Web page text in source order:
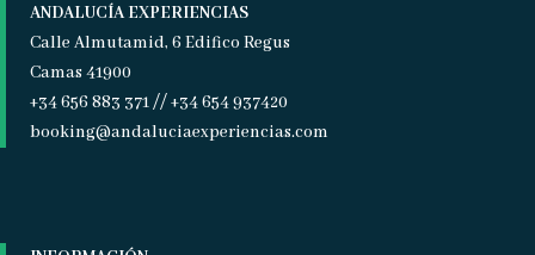
ANDALUCÍA EXPERIENCIAS
Calle Almutamid, 6 Edifico Regus
Camas 41900
+34 656 883 371 // +34 654 937420
booking@andaluciaexperiencias.com